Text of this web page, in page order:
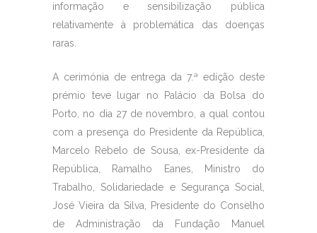
informação e sensibilização pública
relativamente à problemática das doenças
raras.
A cerimónia de entrega da 7.ª edição deste
prémio teve lugar no Palácio da Bolsa do
Porto, no dia 27 de novembro, a qual contou
com a presença do Presidente da República,
Marcelo Rebelo de Sousa, ex-Presidente da
República, Ramalho Eanes, Ministro do
Trabalho, Solidariedade e Segurança Social,
José Vieira da Silva, Presidente do Conselho
de Administração da Fundação Manuel